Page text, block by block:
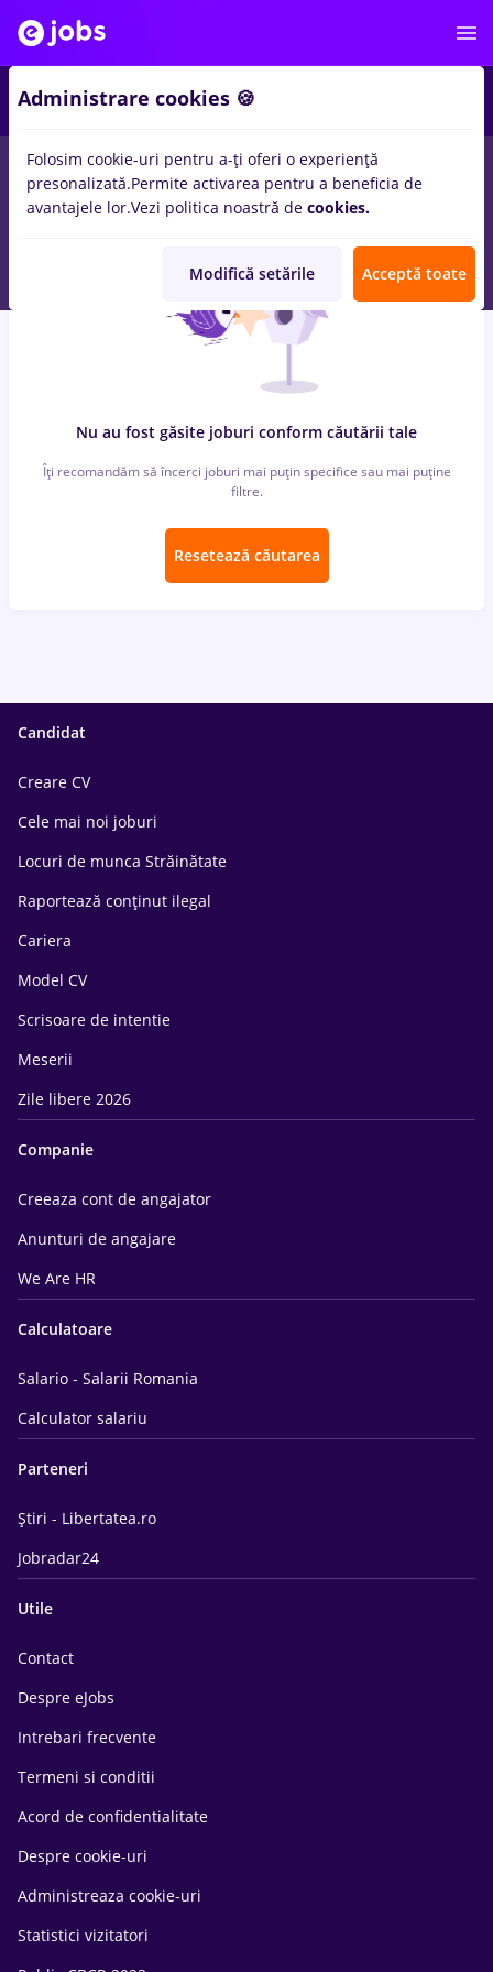
locuri de muncaprotocol in StrainatatepentruFara
experienta
Nu au fost găsite joburi conform căutării tale
Îți recomandăm să încerci joburi mai puțin specifice sau mai puține
filtre.
Resetează căutarea
Candidat
Creare CV
Cele mai noi joburi
Locuri de munca Străinătate
Raportează conținut ilegal
Cariera
Model CV
Scrisoare de intentie
Meserii
Zile libere 2026
Companie
Creeaza cont de angajator
Anunturi de angajare
We Are HR
Calculatoare
Salario - Salarii Romania
Calculator salariu
Parteneri
Știri - Libertatea.ro
Jobradar24
Utile
Contact
Despre eJobs
Intrebari frecvente
Termeni si conditii
Acord de confidentialitate
Despre cookie-uri
Administreaza cookie-uri
Statistici vizitatori
Administrare cookies 🍪
Folosim cookie-uri pentru a-ți oferi o experiență
presonalizată.Permite activarea pentru a beneficia de
avantajele lor.Vezi politica noastră de cookies.
Modifică setările Acceptă toate